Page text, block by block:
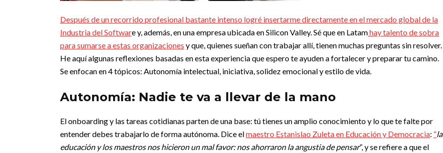
Después de un recorrido profesional bastante intenso logré insertarme directamente en el mercado global de la
Industria del Software y, además, en una empresa ubicada en Silicon Valley. Sé que en Latamhay talento de sobra
para sumarse a estas organizaciones y que, quienes sueñan con trabajar allí, tienen muchas preguntas sin resolver.
He aquí algunas reflexiones basadas en esta experiencia que espero te ayuden a fortalecer y preparar tu camino.
Se enfocan en 4 tópicos: Autonomía intelectual, iniciativa, solidez emocional y estilo de vida.
Autonomía: Nadie te va a llevar de la mano
El onboarding y las tareas cotidianas parten de una base: tú tienes un amplio conocimiento y lo que te falte por
entender debes trabajarlo de forma autónoma. Dice elmaestro Estanislao Zuleta en Educación y Democracia: “la
educación y los maestros nos hicieron un mal favor: nos ahorraron la angustia de pensar”, y se refiere a que el